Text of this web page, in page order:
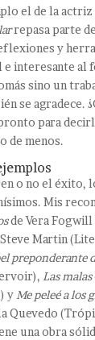
el de la actriz
repasa parte
y
interesante al
sino un
se agradece.
para
de menos.
o no el éxito,
Mis
de Vera Fogwill
Martin
preponderante
Las malas
y Me peleé a los
Quevedo
una obra